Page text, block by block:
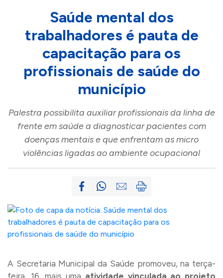
Saúde mental dos
trabalhadores é pauta de
capacitação para os
profissionais de saúde do
município
Palestra possibilita auxiliar profissionais da linha de
frente em saúde a diagnosticar pacientes com
doenças mentais e que enfrentam as micro
violências ligadas ao ambiente ocupacional
A Secretaria Municipal da Saúde promoveu, na terça-